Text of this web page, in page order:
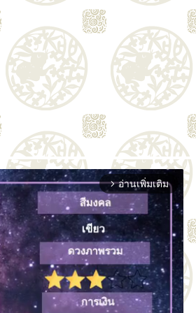
arrow_forward_ios อ่านเพิ่มเติม